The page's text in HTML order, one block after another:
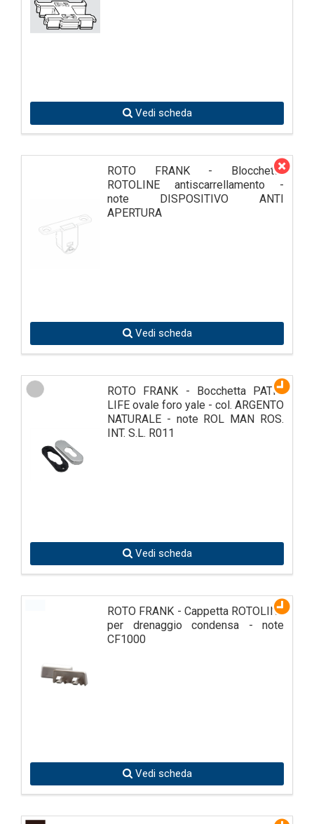
Vedi scheda
ROTO FRANK - Blocchetto
ROTOLINE antiscarrellamento -
note DISPOSITIVO ANTI
APERTURA
Vedi scheda
ROTO FRANK - Bocchetta PATIO
LIFE ovale foro yale - col. ARGENTO
NATURALE - note ROL MAN ROS.
INT. S.L. R011
Vedi scheda
ROTO FRANK - Cappetta ROTOLINE
per drenaggio condensa - note
CF1000
Vedi scheda